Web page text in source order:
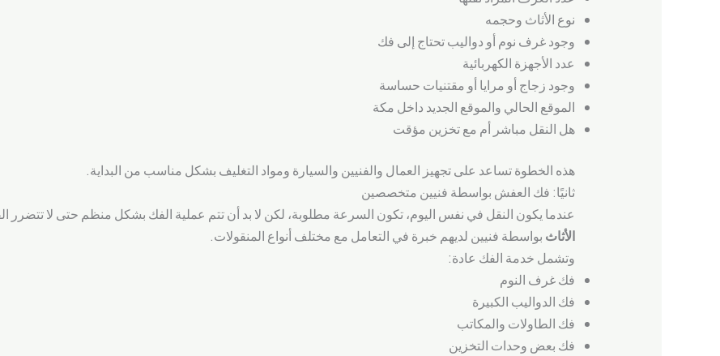
نوع الأثاث وحجمه
وجود غرف نوم أو دواليب تحتاج إلى فك
عدد الأجهزة الكهربائية
وجود زجاج أو مرايا أو مقتنيات حساسة
الموقع الحالي والموقع الجديد داخل مكة
هل النقل مباشر أم مع تخزين مؤقت
هذه الخطوة تساعد على تجهيز العمال والفنيين والسيارة ومواد التغليف بشكل مناسب من البداية.
ثانيًا: فك العفش بواسطة فنيين متخصصين
عندما يكون النقل في نفس اليوم، تكون السرعة مطلوبة، لكن لا بد أن تتم عملية الفك بشكل منظم حتى لا
الأثاث بواسطة فنيين لديهم خبرة في التعامل مع مختلف أنواع المنقولات.
وتشمل خدمة الفك عادة:
فك غرف النوم
فك الدواليب الكبيرة
فك الطاولات والمكاتب
فك بعض وحدات التخزين